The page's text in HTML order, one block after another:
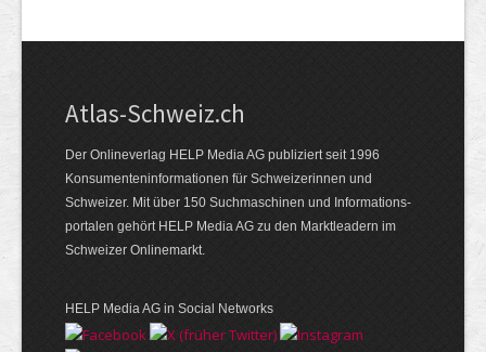
Atlas-Schweiz.ch
Der Onlineverlag HELP Media AG publiziert seit 1996
Konsumenten­infor­mationen für Schwei­zerinnen und
Schweizer. Mit über 150 Such­ma­schinen und Infor­mations­
portalen gehört HELP Media AG zu den Markt­leadern im
Schweizer Onlinemarkt.
HELP Media AG in Social Networks